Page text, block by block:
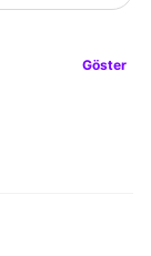
Göster